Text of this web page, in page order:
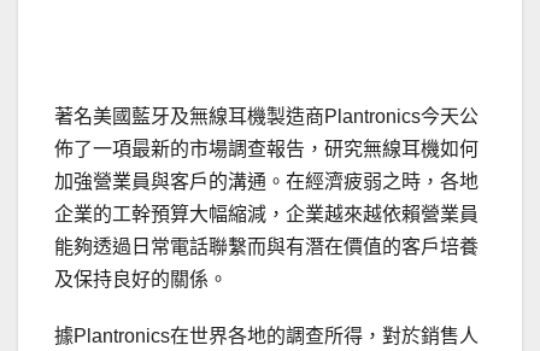
著名美國藍牙及無線耳機製造商Plantronics今天公
佈了一項最新的市場調查報告，研究無線耳機如何
加強營業員與客戶的溝通。在經濟疲弱之時，各地
企業的工幹預算大幅縮減，企業越來越依賴營業員
能夠透過日常電話聯繫而與有潛在價值的客戶培養
及保持良好的關係。
據Plantronics在世界各地的調查所得，對於銷售人